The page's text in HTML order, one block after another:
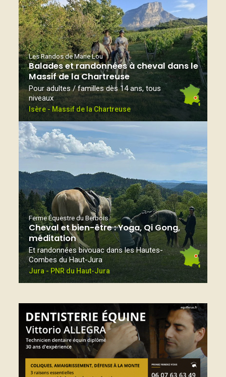
Les Randos de Marie Lou
Balades et randonnées à cheval dans le
Massif de la Chartreuse
Pour adultes / familles dès 14 ans, tous
niveaux
Isère - Massif de la Chartreuse
Ferme Équestre du Berbois
Cheval et bien-être : Yoga, Qi Gong,
méditation
Et randonnées bivouac dans les Hautes-
Combes du Haut-Jura
Jura - PNR du Haut-Jura